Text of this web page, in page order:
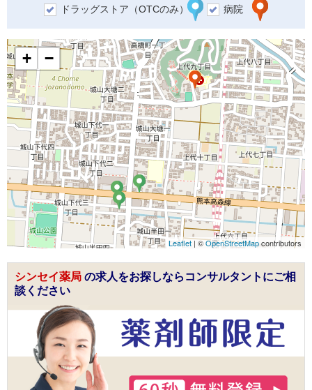
ドラッグストア（OTCのみ） 病院
+ −
Leaflet| ©OpenStreetMapcontributors
シンセイ薬局 の求人をお探しならコンサルタントにご相
談ください